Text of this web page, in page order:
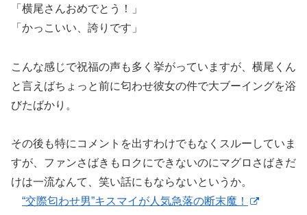
「横尾さんおめでとう！」
「かっこいい、誇りです」
こんな感じで祝福の声も多く挙がっていますが、横尾くん
と言えばちょっと前に匂わせ彼女の件で大ブーイングを浴
びたばかり。
その後も特にコメントを出すわけでもなくスルーしていま
すが、ファンさばきもロクにできないのにマグロさばきだ
けは一流なんて、笑い話にもならないというか。
“交際匂わせ男”キスマイが人気急落の断末魔！